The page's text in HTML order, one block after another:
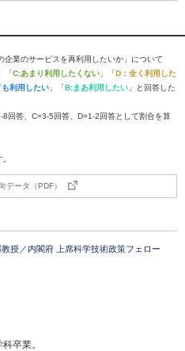
業のサービスを再利用したいか」について
」「C:あまり利用したくない 」「D：全く利用した
利用したい 」「B:まあ利用したい 」と回答した
回答、C=3-5回答、D=1-2回答として割合を算
データ（PDF）
授／内閣府 上席科学技術政策フェロー
卒業。